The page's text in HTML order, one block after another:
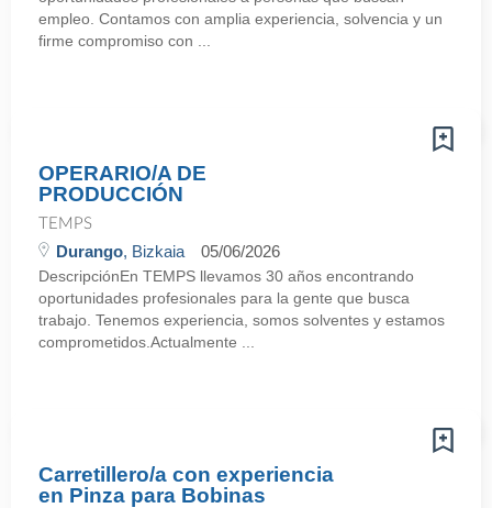
empleo. Contamos con amplia experiencia, solvencia y un
firme compromiso con ...
OPERARIO/A DE
PRODUCCIÓN
TEMPS
Durango, Bizkaia 05/06/2026
DescripciónEn TEMPS llevamos 30 años encontrando
oportunidades profesionales para la gente que busca
trabajo. Tenemos experiencia, somos solventes y estamos
comprometidos.Actualmente ...
Carretillero/a con experiencia
en Pinza para Bobinas